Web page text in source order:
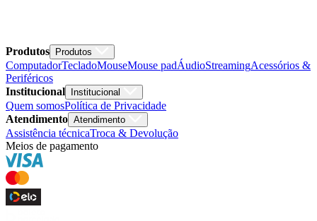
Produtos Produtos
ComputadorTecladoMouseMouse padÁudioStreamingAcessórios &
Periféricos
Institucional
Institucional
Quem somosPolítica de Privacidade
Atendimento Atendimento
Assistência técnicaTroca & Devolução
Meios de pagamento